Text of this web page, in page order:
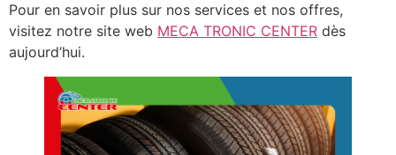
Pour en savoir plus sur nos services et nos offres,
visitez notre site web MECA TRONIC CENTER dès
aujourd’hui.